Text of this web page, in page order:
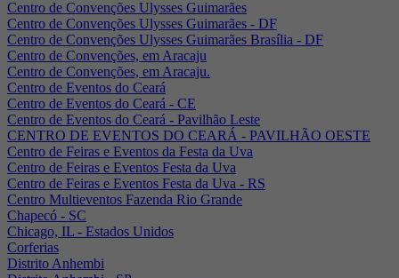
Centro de Convenções Ulysses Guimarães
Centro de Convenções Ulysses Guimarães - DF
Centro de Convenções Ulysses Guimarães Brasília - DF
Centro de Convenções, em Aracaju
Centro de Convenções, em Aracaju.
Centro de Eventos do Ceará
Centro de Eventos do Ceará - CE
Centro de Eventos do Ceará - Pavilhão Leste
CENTRO DE EVENTOS DO CEARÁ - PAVILHÃO OESTE
Centro de Feiras e Eventos da Festa da Uva
Centro de Feiras e Eventos Festa da Uva
Centro de Feiras e Eventos Festa da Uva - RS
Centro Multieventos Fazenda Rio Grande
Chapecó - SC
Chicago, IL - Estados Unidos
Corferias
Distrito Anhembi